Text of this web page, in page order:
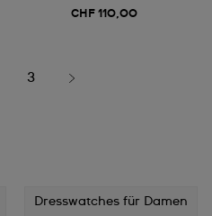
CHF 110,00
3
Dresswatches für Damen